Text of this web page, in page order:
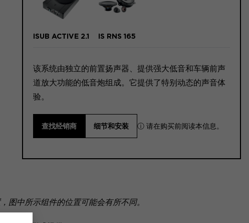
ISUB ACTIVE 2.1 IS RNS 165
该系统由独立的前置扬声器、提供强大低音和车辆前声
道放大功能的低音炮组成。它提供了特别动态的声音体
验。
查找经销商 细节和安装 ⓘ 请在购买前阅读本信息。
图中所示组件的位置可能会有所不同。